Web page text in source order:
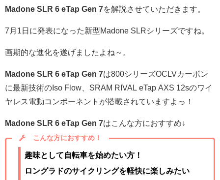
Madone SLR 6 eTap Gen 7を解説させていただきます。
7月1日に発表になった新型Madone SLRシリーズですね。
画期的な進化を遂げましたよね～。
Madone SLR 6 eTap Gen 7は800シリーズOCLVカーボン
に最新技術のIso Flow、SRAM RIVAL eTap AXS 12sのワイ
ヤレス電動コンポーネントが搭載されていますよっ！
Madone SLR 6 eTap Gen 7はこんな方におすすめ↓
こんな方におすすめ！
趣味として自転車を始めたい方！
ロングラドのサイクリングを軽快に楽しみたい